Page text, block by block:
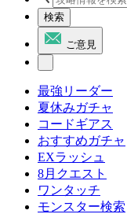
検索
ご意見
最強リーダー
夏休みガチャ
コードギアス
おすすめガチャ
EXラッシュ
8月クエスト
ワンタッチ
モンスター検索